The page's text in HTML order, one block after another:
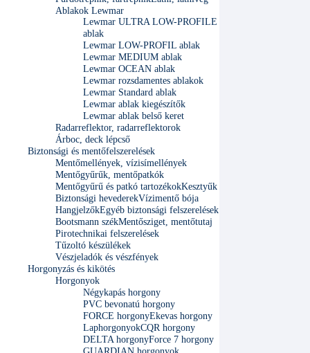
Ablakok Lewmar
Lewmar ULTRA LOW-PROFILE
ablak
Lewmar LOW-PROFIL ablak
Lewmar MEDIUM ablak
Lewmar OCEAN ablak
Lewmar rozsdamentes ablakok
Lewmar Standard ablak
Lewmar ablak kiegészítők
Lewmar ablak belső keret
Radarreflektor, radarreflektorok
Árboc, deck lépcső
Biztonsági és mentőfelszerelések
Mentőmellények, vízisímellények
Mentőgyűrűk, mentőpatkók
Mentőgyűrű és patkó tartozékokKesztyűk
Biztonsági hevederekVízimentő bója
HangjelzőkEgyéb biztonsági felszerelések
Bootsmann székMentősziget, mentőtutaj
Pirotechnikai felszerelések
Tűzoltó készülékek
Vészjeladók és vészfények
Horgonyzás és kikötés
Horgonyok
Négykapás horgony
PVC bevonatú horgony
FORCE horgonyEkevas horgony
LaphorgonyokCQR horgony
DELTA horgonyForce 7 horgony